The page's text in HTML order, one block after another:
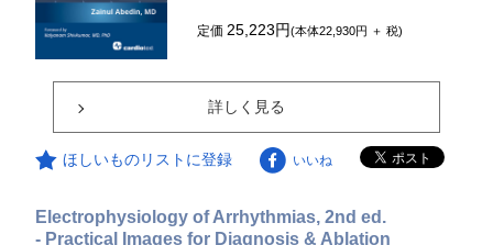
定価 25,223円(本体22,930円 ＋ 税)
詳しく見る
ほしいものリストに登録 いいね
Electrophysiology of Arrhythmias, 2nd ed.
- Practical Images for Diagnosis & Ablation